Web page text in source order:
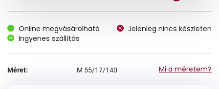
Online megvásárolható
Jelenleg nincs készleten
Ingyenes szállítás
Méret: M 55/17/140 Mi a méretem?